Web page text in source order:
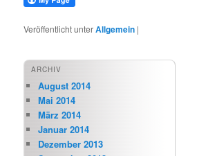
Veröffentlicht unterAllgemein |
ARCHIV
August 2014
Mai 2014
März 2014
Januar 2014
Dezember 2013